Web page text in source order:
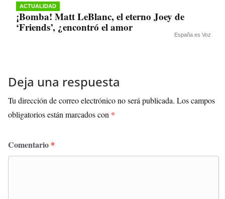
ACTUALIDAD
¡Bomba! Matt LeBlanc, el eterno Joey de
‘Friends’, ¿encontró el amor
España es Voz
Deja una respuesta
Tu dirección de correo electrónico no será publicada. Los campos
obligatorios están marcados con *
Comentario *